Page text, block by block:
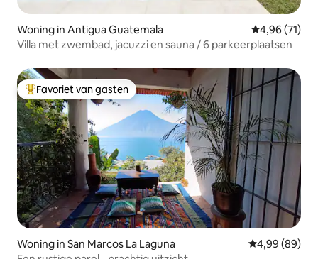
Woning in Antigua Guatemala Gemiddelde
4,96 (71)
Villa met zwembad, jacuzzi en sauna / 6 parkeerplaatsen
Topfavoriet van gasten
Favoriet van gasten
Woning in San Marcos La Laguna Gemiddelde
4,99 (89)